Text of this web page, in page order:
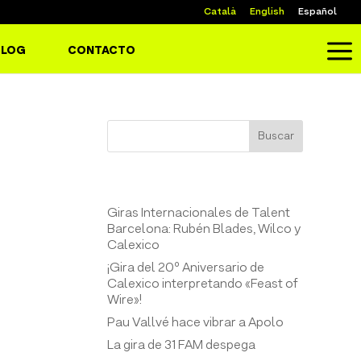
Català English Español
CONTACTO a
Buscar
Giras Internacionales de Talent
Barcelona: Rubén Blades, Wilco y
Calexico
¡Gira del 20º Aniversario de
Calexico interpretando «Feast of
Wire»!
Pau Vallvé hace vibrar a Apolo
La gira de 31 FAM despega